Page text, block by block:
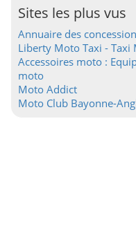
Sites les plus vus
Annuaire des
Liberty Moto Taxi - Taxi
Accessoires moto :
moto
Moto Addict
Moto Club Bayonne-